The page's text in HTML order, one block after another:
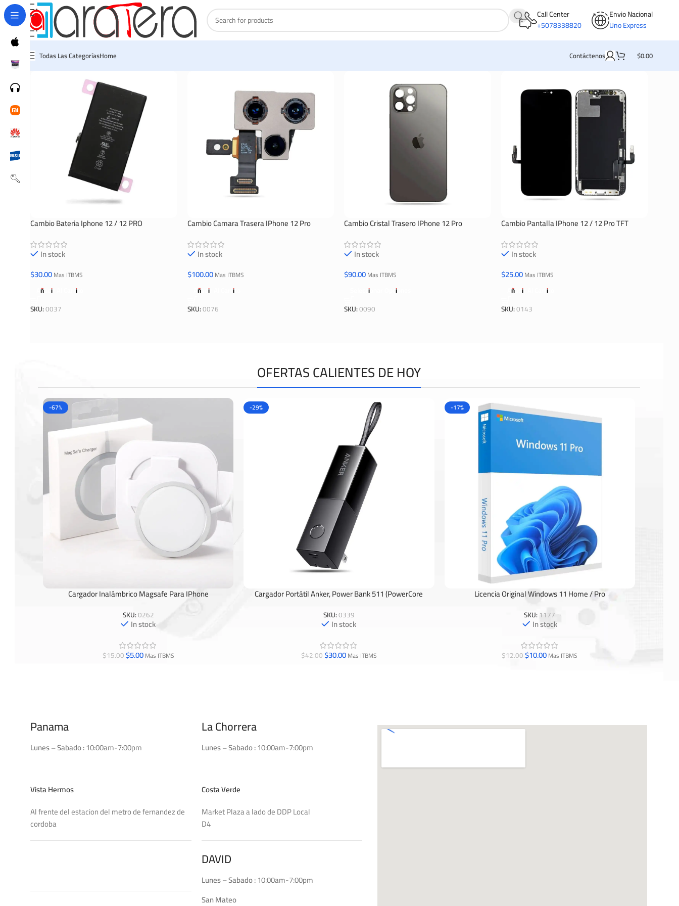
Call Center
+5078338820
Envio Nacional
Uno Express
Todas Las CategoríasHome Contáctenos $0.00
Cambio Bateria Iphone 12 / 12 PRO
In stock
$30.00Mas ITBMS
Añadir Al Carrito
SKU:0037
Cambio Camara Trasera IPhone 12 Pro
In stock
$100.00Mas ITBMS
Añadir Al Carrito
SKU:0076
Cambio Cristal Trasero IPhone 12 Pro
In stock
$90.00Mas ITBMS
Seleccionar Opciones
SKU:0090
Cambio Pantalla IPhone 12 / 12 Pro TFT
In stock
$25.00Mas ITBMS
Añadir Al Carrito
SKU:0143
OFERTAS CALIENTES DE HOY
-67%
Añadir Al Carrito
Cargador Inalámbrico Magsafe Para IPhone
SKU:0262
In stock
$15.00$5.00Mas ITBMS
-29%
Añadir Al Carrito
Cargador Portátil Anker, Power Bank 511 (PowerCore
SKU:0339
In stock
$42.00$30.00Mas ITBMS
-17%
Añadir Al CarritoLicencia Original Windows 11 Home / Pro
SKU:1177
In stock
$12.00$10.00Mas ITBMS
Panama
Lunes – Sabado :10:00am-7:00pm
Vista Hermos
Al frente del estacion del metro de fernandez de
cordoba
La Chorrera
Lunes – Sabado :10:00am-7:00pm
Costa Verde
Market Plaza a lado de DDP Local
D4
DAVID
Lunes – Sabado :10:00am-7:00pm
San Mateo